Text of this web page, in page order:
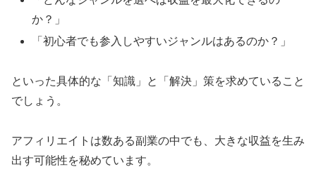
か？」
「初心者でも参入しやすいジャンルはあるのか？」
といった具体的な「知識」と「解決」策を求めていること
でしょう。
アフィリエイトは数ある副業の中でも、大きな収益を生み
出す可能性を秘めています。